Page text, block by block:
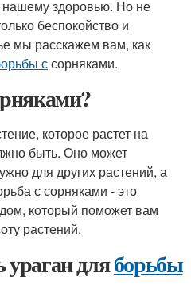
здоровью. Но не
беспокойство и
мы расскажем вам, как
ссорняками.
которое растет на
быть. Оно может
для других растений, а
с сорняками - это
который поможет вам
растений.
ураган дляборьбы